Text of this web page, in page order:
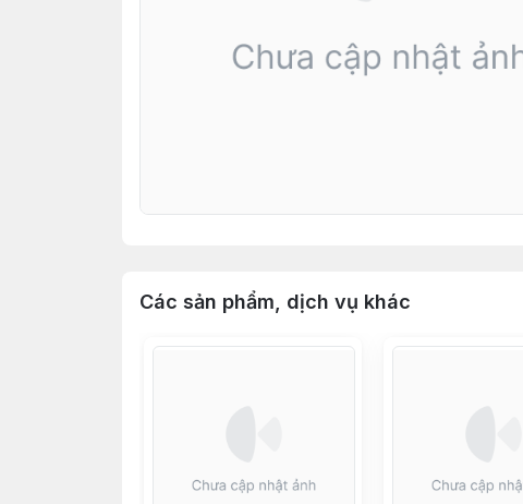
Các sản phẩm, dịch vụ khác